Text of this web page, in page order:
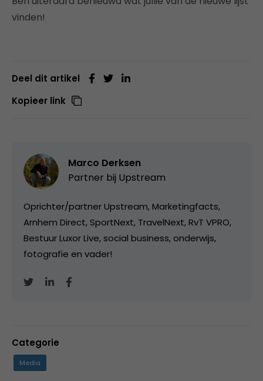
vinden!
Deel dit artikel
Kopieer link
Marco Derksen
Partner bij Upstream
Oprichter/partner Upstream, Marketingfacts,
Arnhem Direct, SportNext, TravelNext, RvT VPRO,
Bestuur Luxor Live, social business, onderwijs,
fotografie en vader!
Categorie
Media